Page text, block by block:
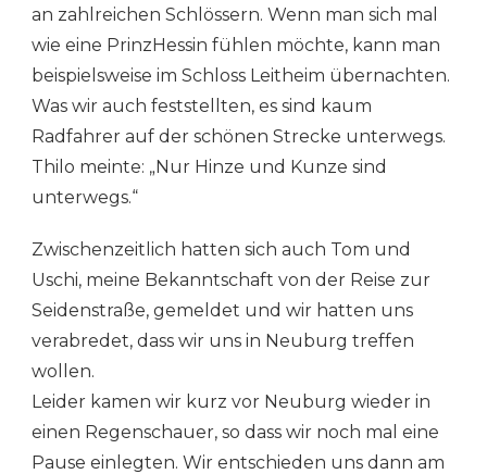
an zahlreichen Schlössern. Wenn man sich mal
wie eine PrinzHessin fühlen möchte, kann man
beispielsweise im Schloss Leitheim übernachten.
Was wir auch feststellten, es sind kaum
Radfahrer auf der schönen Strecke unterwegs.
Thilo meinte: „Nur Hinze und Kunze sind
unterwegs.“
Zwischenzeitlich hatten sich auch Tom und
Uschi, meine Bekanntschaft von der Reise zur
Seidenstraße, gemeldet und wir hatten uns
verabredet, dass wir uns in Neuburg treffen
wollen.
Leider kamen wir kurz vor Neuburg wieder in
einen Regenschauer, so dass wir noch mal eine
Pause einlegten. Wir entschieden uns dann am